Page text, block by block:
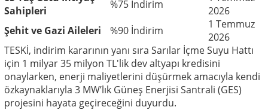
Sahipleri
%75 İndirim
2026
Şehit ve Gazi Aileleri
%90 İndirim
1 Temmuz
2026
TESKİ, indirim kararının yanı sıra Sarılar İçme Suyu Hattı
için 1 milyar 35 milyon TL'lik dev altyapı kredisini
onaylarken, enerji maliyetlerini düşürmek amacıyla kendi
özkaynaklarıyla 3 MW’lık Güneş Enerjisi Santrali (GES)
projesini hayata geçireceğini duyurdu.